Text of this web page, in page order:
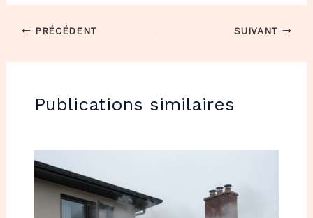
PRÉCÉDENT SUIVANT
Publications similaires